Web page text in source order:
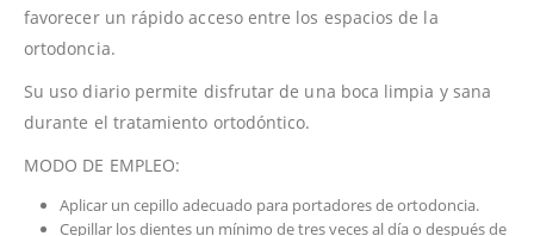
favorecer un rápido acceso entre los espacios de la
ortodoncia.
Su uso diario permite disfrutar de una boca limpia y sana
durante el tratamiento ortodóntico.
MODO DE EMPLEO:
Aplicar un cepillo adecuado para portadores de ortodoncia.
Cepillar los dientes un mínimo de tres veces al día o después de